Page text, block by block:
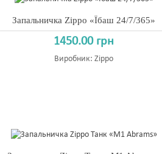
Запальничка Zippo «Їбаш 24/7/365»
1450.00 грн
Виробник:Zippo